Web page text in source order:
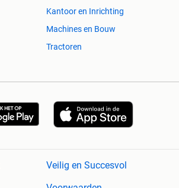
Kantoor en Inrichting
Machines en Bouw
Tractoren
Veilig en Succesvol